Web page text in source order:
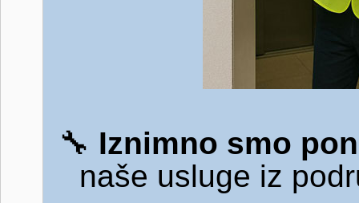
🔧 Iznimno smo
naše usluge iz